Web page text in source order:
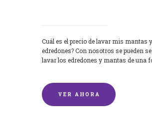
Cuál es el precio de lavar mis mantas y
edredones? Con nosotros se pueden
lavar los edredones y mantas de una
VER AHORA